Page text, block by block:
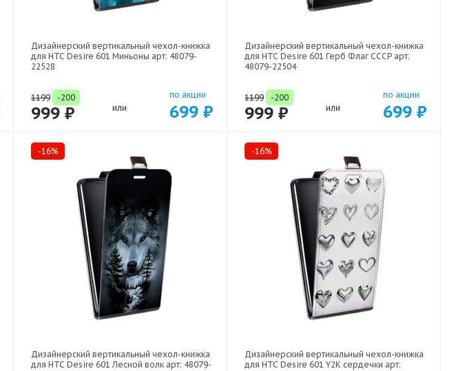
Дизайнерский вертикальный чехол-книжка
для HTC Desire 601 Миньоны арт: 48079-
22528
1199 -200
999 ₽ или
по акции
699 ₽
Дизайнерский вертикальный чехол-книжка
для HTC Desire 601 Герб Флаг СССР арт:
48079-22504
1199 -200
999 ₽ или
по акции
699 ₽
-16%
Дизайнерский вертикальный чехол-книжка
для HTC Desire 601 Лесной волк арт: 48079-
-16%
Дизайнерский вертикальный чехол-книжка
для HTC Desire 601 Y2K сердечки арт: